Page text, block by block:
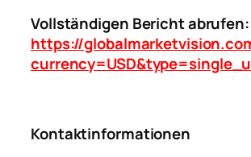
Vollständigen Bericht abrufen:
https://
Kontaktinformationen